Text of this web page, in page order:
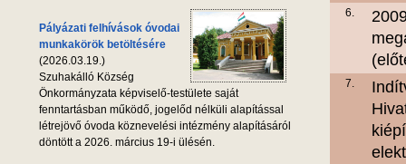
Pályázati felhívások óvodai
munkakörök betöltésére
(2026.03.19.)
Szuhakálló Község
Önkormányzata képviselő-testülete saját
fenntartásban működő, jogelőd nélküli alapítással
létrejövő óvoda köznevelési intézmény alapításáról
döntött a 2026. március 19-i ülésén.
6.
7.